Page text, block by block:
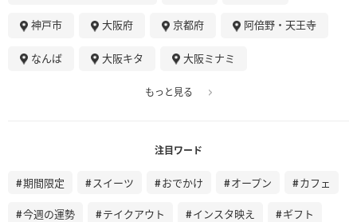
神戸市 大阪府 京都府 阿倍野・天王寺
なんば 大阪キタ 大阪ミナミ
もっと見る
注目ワード
期間限定 スイーツ おでかけ オープン カフェ
今週の運勢 テイクアウト インスタ映え ギフト